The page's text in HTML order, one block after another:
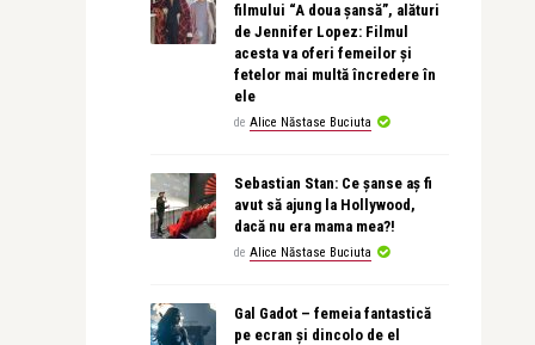
filmului “A doua șansă”, alături
de Jennifer Lopez: Filmul
acesta va oferi femeilor și
fetelor mai multă încredere în
ele
de Alice Năstase Buciuta
Sebastian Stan: Ce șanse aș fi
avut să ajung la Hollywood,
dacă nu era mama mea?!
de Alice Năstase Buciuta
Gal Gadot – femeia fantastică
pe ecran și dincolo de el